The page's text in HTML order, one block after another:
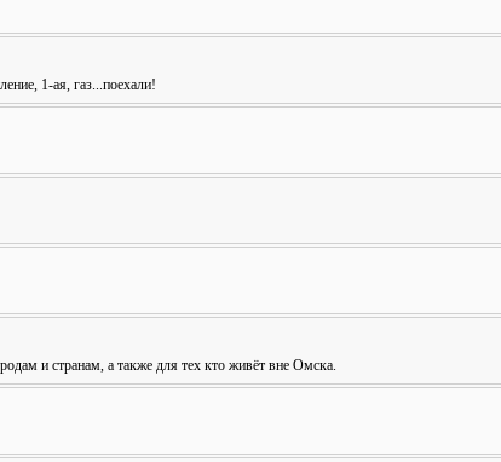
1-ая, газ...поехали!
и странам, а также для тех кто живёт вне Омска.